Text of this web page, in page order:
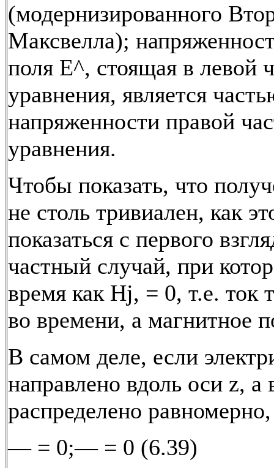
(модернизированного
Максвелла);
поля Е^, стоящая в левой
уравнения, является
напряженности правой
уравнения.
Чтобы показать, что
не столь тривиален, как
показаться с первого
частный случай, при
время как Нj, = 0, т.е. ток
во времени, а магнитное
В самом деле, если
направлено вдоль оси z, а
распределено равномерно,
— = 0;— = 0 (6.39)